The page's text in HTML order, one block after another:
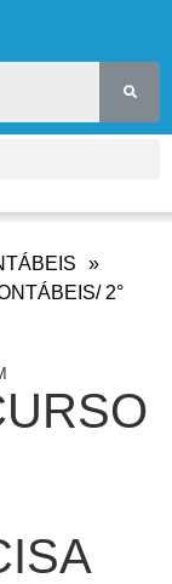
»
2°